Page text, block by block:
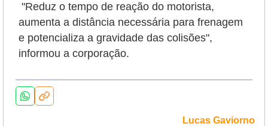
"Reduz o tempo de reação do motorista,
aumenta a distância necessária para frenagem
e potencializa a gravidade das colisões",
informou a corporação.
Lucas Gaviorno